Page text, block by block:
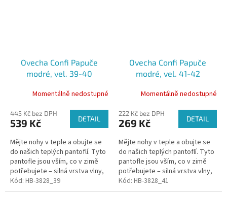
Ovecha Confi Papuče
modré, vel. 39-40
Momentálně nedostupné
445 Kč bez DPH
539 Kč DETAIL
Mějte nohy v teple a obujte se
do našich teplých pantoflí. Tyto
pantofle jsou vším, co v zimě
potřebujete – silná vrstva vlny,
která izoluje chlad od spodní
části. Pantofle jsou...
Kód: HB-3828_39
Ovecha Confi Papuče
modré, vel. 41-42
Momentálně nedostupné
222 Kč bez DPH
269 Kč DETAIL
Mějte nohy v teple a obujte se
do našich teplých pantoflí. Tyto
pantofle jsou vším, co v zimě
potřebujete – silná vrstva vlny,
která izoluje chlad od spodní
části. Pantofle jsou...
Kód: HB-3828_41